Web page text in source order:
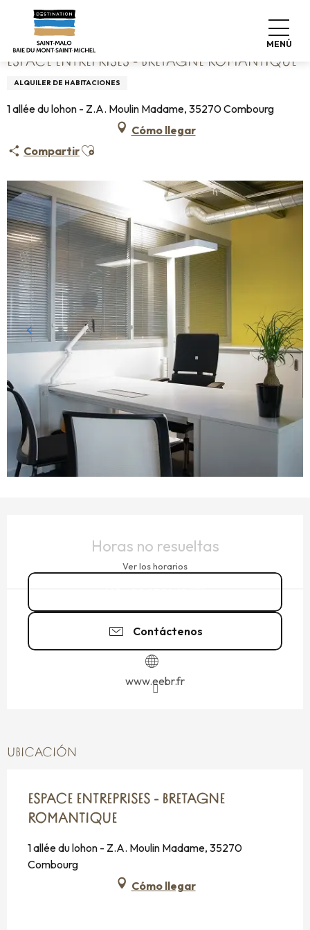
contenu
principal
MENÚ
Home Espace entreprises - Bretagne romantique
ESPACE ENTREPRISES - BRETAGNE ROMANTIQUE
ALQUILER DE HABITACIONES
1 allée du lohon - Z.A. Moulin Madame, 35270 Combourg
Cómo llegar
CompartirAjouter aux favoris
Horas no resueltas
Ver los horarios
Contáctenos
www.eebr.fr
UBICACIÓN
ESPACE ENTREPRISES - BRETAGNE
ROMANTIQUE
1 allée du lohon - Z.A. Moulin Madame, 35270
Combourg
Cómo llegar